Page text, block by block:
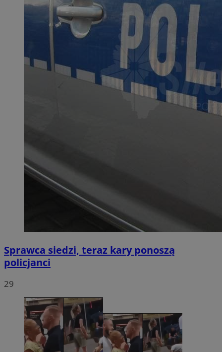
Sprawca siedzi, teraz kary ponoszą
policjanci
29